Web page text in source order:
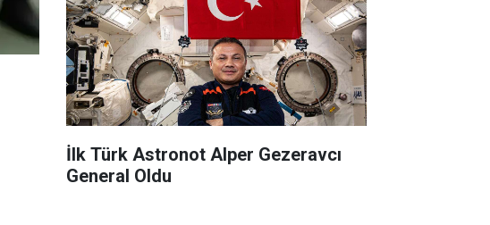
İlk Türk Astronot Alper Gezeravcı
General Oldu